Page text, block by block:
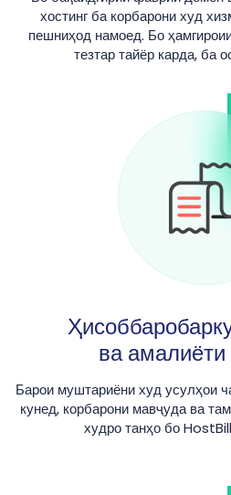
хостинг ба корбарони худ
пешниҳод намоед. Бо
тезтар тайёр карда, ба
ва амалиёти
Барои муштариёни худ усулҳои
кунед, корбарони мавҷуда ва
худро танҳо бо